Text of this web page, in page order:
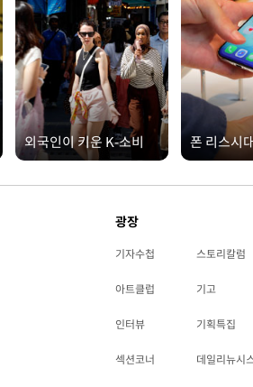
외국인이 키운 K-소비 폰 리스시
광장
기자수첩 스토리칼럼
아트클럽 기고
인터뷰 기획특집
섹션코너 데일리뉴시